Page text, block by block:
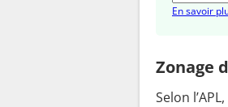
En savoir
Zonage
Selon